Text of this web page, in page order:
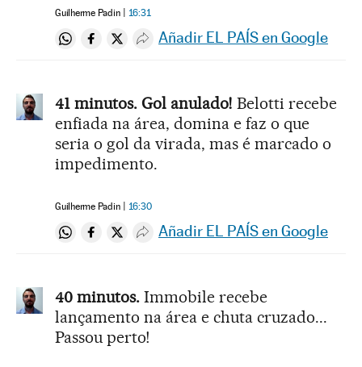
Guilherme Padin 16:31
Compartir en Whatsapp
Compartir en Facebook
Compartir en Twitter
Desplegar Redes Sociales
Añadir EL PAÍS en Google
41 minutos. Gol anulado! Belotti recebe
enfiada na área, domina e faz o que
seria o gol da virada, mas é marcado o
impedimento.
Guilherme Padin 16:30
Compartir en Whatsapp
Compartir en Facebook
Compartir en Twitter
Desplegar Redes Sociales
Añadir EL PAÍS en Google
40 minutos. Immobile recebe
lançamento na área e chuta cruzado...
Passou perto!